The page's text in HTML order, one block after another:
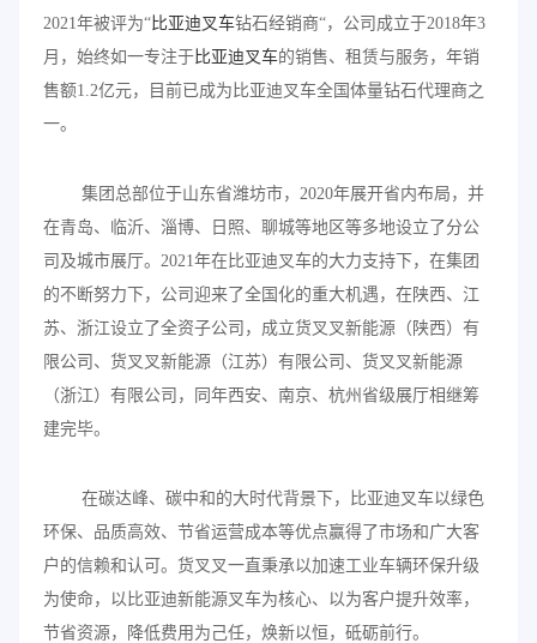
2021年被评为“ 比亚迪叉车钻石经销商“，公司成立于2018年3
月，始终如一专注于 比亚迪叉车的销售、租赁与服务，年销
售额1.2亿元，目前已成为比亚迪叉车全国体量钻石代理商之
一。
集团总部位于山东省潍坊市，2020年展开省内布局，并
在青岛、临沂、淄博、日照、聊城等地区等多地设立了分公
司及城市展厅。2021年在比亚迪叉车的大力支持下，在集团
的不断努力下，公司迎来了全国化的重大机遇，在陕西、江
苏、浙江设立了全资子公司，成立货叉叉新能源（陕西）有
限公司、货叉叉新能源（江苏）有限公司、货叉叉新能源
（浙江）有限公司，同年西安、南京、杭州省级展厅相继筹
建完毕。
在碳达峰、碳中和的大时代背景下，比亚迪叉车以绿色
环保、品质高效、节省运营成本等优点赢得了市场和广大客
户的信赖和认可。货叉叉一直秉承以加速工业车辆环保升级
为使命，以比亚迪新能源叉车为核心、以为客户提升效率，
节省资源，降低费用为己任，焕新以恒，砥砺前行。